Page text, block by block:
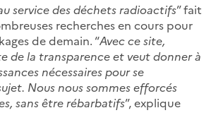
service des déchets radioactifs” fait
recherches en cours pour
de demain. “Avec ce site,
de la transparence et veut donner à
nécessaires pour se
Nous nous sommes efforcés
sans être rébarbatifs”, explique